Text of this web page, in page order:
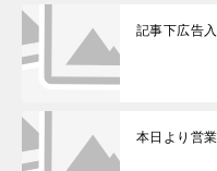
記事下広告
本日より営